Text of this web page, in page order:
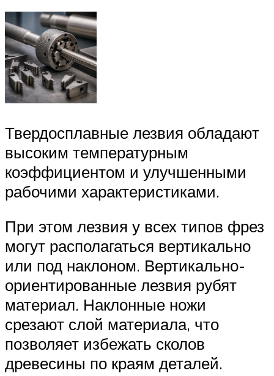
Твердосплавные лезвия обладают
высоким температурным
коэффициентом и улучшенными
рабочими характеристиками.
При этом лезвия у всех типов фрез
могут располагаться вертикально
или под наклоном. Вертикально-
ориентированные лезвия рубят
материал. Наклонные ножи
срезают слой материала, что
позволяет избежать сколов
древесины по краям деталей.